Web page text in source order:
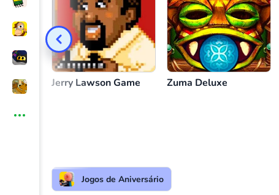
Controle de lagartos ou
Jerry Lawson Game Zuma Deluxe
Jogos de Aniversário